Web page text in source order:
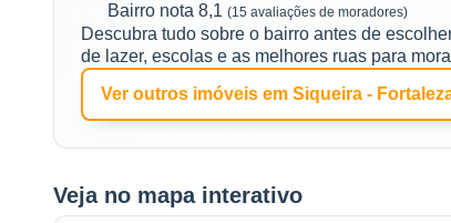
Bairro nota 8,1 (15 avaliações de moradores)
Descubra tudo sobre o bairro antes de
de lazer, escolas e as melhores ruas para
Ver outros imóveis em Siqueira -
Veja no mapa interativo